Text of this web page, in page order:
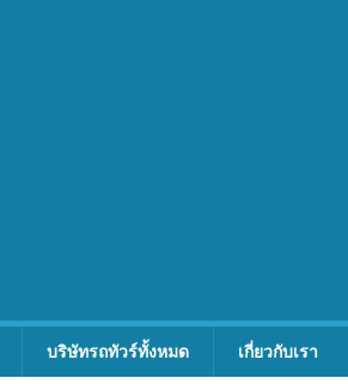
บริษัทรถทัวร์ทั้งหมด เกี่ยวกับเรา